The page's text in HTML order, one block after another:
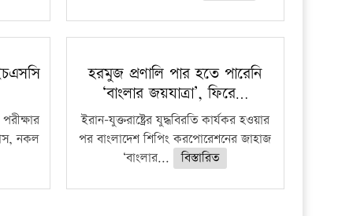
নকল
হরমুজ প্রণালি পার হতে পারেনি
‘বাংলার জয়যাত্রা’, ফিরে…
ইরান-যুক্তরাষ্ট্রের যুদ্ধবিরতি কার্যকর হওয়ার
পর বাংলাদেশ শিপিং করপোরেশনের জাহাজ
‘বাংলার...
বিস্তারিত